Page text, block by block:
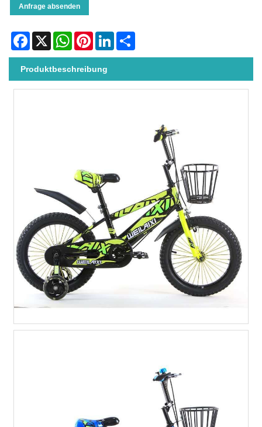
Anfrage absenden
Facebook
X WhatsAppPinterestLinkedIn
Produktbeschreibung